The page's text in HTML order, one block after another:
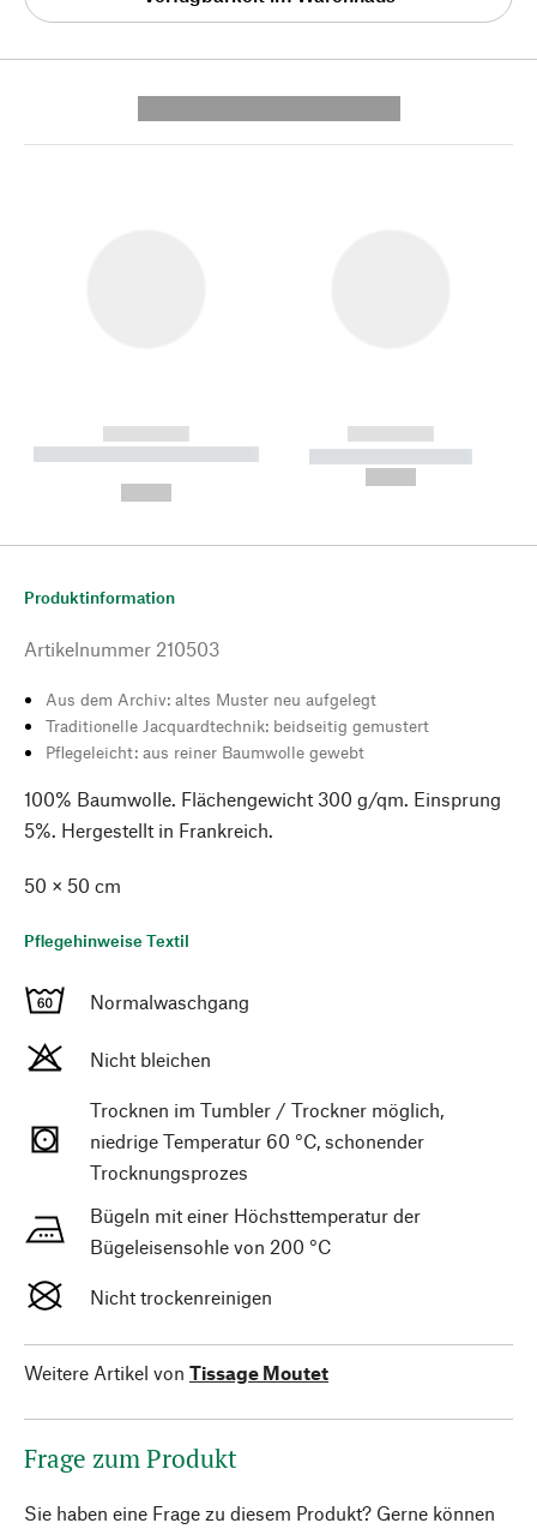
------------
----------- ----------- --------
------------
----------- -----------
Produktinformation
Artikelnummer 210503
Aus dem Archiv: altes Muster neu aufgelegt
Traditionelle Jacquardtechnik: beidseitig gemustert
Pflegeleicht: aus reiner Baumwolle gewebt
100% Baumwolle. Flächengewicht 300 g/qm. Einsprung
5%. Hergestellt in Frankreich.
50 × 50 cm
Pflegehinweise Textil
Normalwaschgang
Nicht bleichen
Trocknen im Tumbler / Trockner möglich,
niedrige Temperatur 60 °C, schonender
Trocknungsprozes
Bügeln mit einer Höchsttemperatur der
Bügeleisensohle von 200 °C
Nicht trockenreinigen
Weitere Artikel von Tissage Moutet
Frage zum Produkt
Sie haben eine Frage zu diesem Produkt? Gerne können